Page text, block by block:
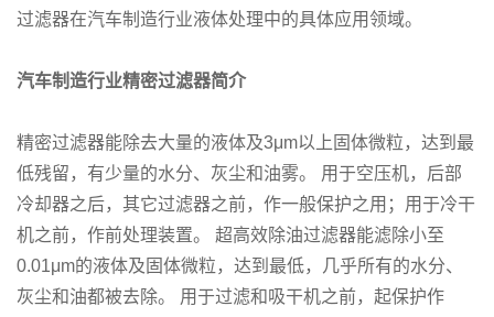
过滤器在汽车制造行业液体处理中的具体应用领域。
汽车制造行业精密过滤器简介
精密过滤器能除去大量的液体及3μm以上固体微粒，达到最
低残留，有少量的水分、灰尘和油雾。 用于空压机，后部
冷却器之后，其它过滤器之前，作一般保护之用；用于冷干
机之前，作前处理装置。 超高效除油过滤器能滤除小至
0.01μm的液体及固体微粒，达到最低，几乎所有的水分、
灰尘和油都被去除。 用于过滤和吸干机之前，起保护作